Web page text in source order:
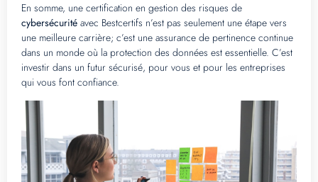
En somme, une certification en gestion des risques de
cybersécurité avec Bestcertifs n’est pas seulement une étape vers
une meilleure carrière; c’est une assurance de pertinence continue
dans un monde où la protection des données est essentielle. C’est
investir dans un futur sécurisé, pour vous et pour les entreprises
qui vous font confiance.